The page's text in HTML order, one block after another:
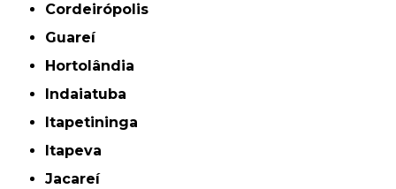
Cordeirópolis
Guareí
Hortolândia
Indaiatuba
Itapetininga
Itapeva
Jacareí